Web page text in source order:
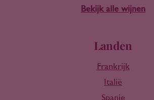
Bekijk alle wijnen
Landen
Frankrijk
Italië
Spanje